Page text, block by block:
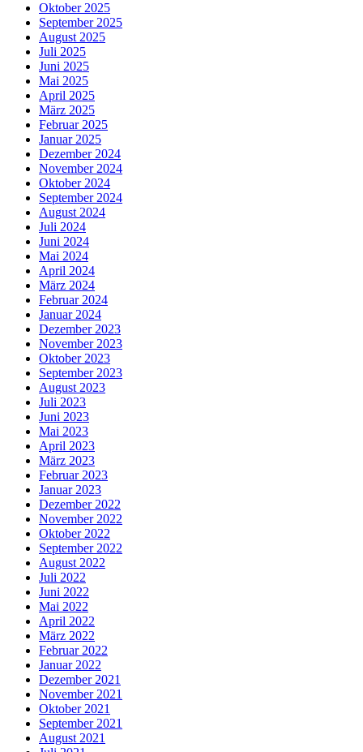
Oktober 2025
September 2025
August 2025
Juli 2025
Juni 2025
Mai 2025
April 2025
März 2025
Februar 2025
Januar 2025
Dezember 2024
November 2024
Oktober 2024
September 2024
August 2024
Juli 2024
Juni 2024
Mai 2024
April 2024
März 2024
Februar 2024
Januar 2024
Dezember 2023
November 2023
Oktober 2023
September 2023
August 2023
Juli 2023
Juni 2023
Mai 2023
April 2023
März 2023
Februar 2023
Januar 2023
Dezember 2022
November 2022
Oktober 2022
September 2022
August 2022
Juli 2022
Juni 2022
Mai 2022
April 2022
März 2022
Februar 2022
Januar 2022
Dezember 2021
November 2021
Oktober 2021
September 2021
August 2021